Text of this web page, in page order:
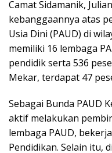
Camat Sidamanik,
kebanggaannya atas
Usia Dini (PAUD) di
memiliki 16 lembaga
pendidik serta 536
Mekar, terdapat 47
Sebagai Bunda PAUD
aktif melakukan
lembaga PAUD,
Pendidikan. Selain itu,